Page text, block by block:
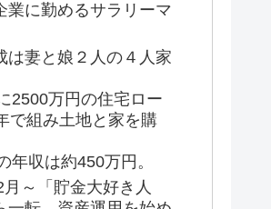
業に勤めるサラリーマ
は妻と娘２人の４人家
2500万円の住宅ロー
で組み土地と家を購
年収は約450万円。
月～「貯金大好き人